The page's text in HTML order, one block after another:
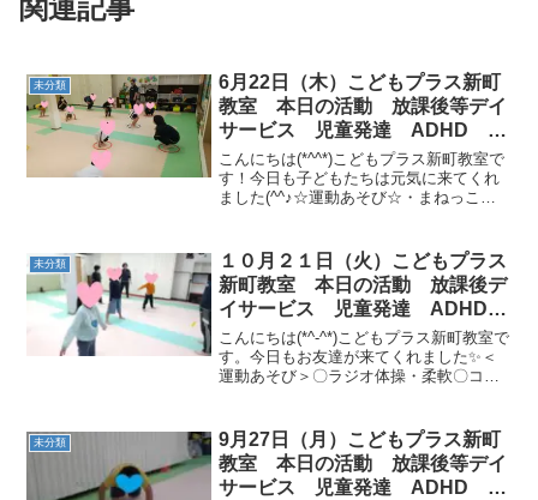
関連記事
未分類
6月22日（木）こどもプラス新町
教室 本日の活動 放課後等デイ
サービス 児童発達 ADHD 療
育 発達障がい
こんにちは(*^^*)こどもプラス新町教室で
す！今日も子どもたちは元気に来てくれ
ました(^^♪☆運動あそび☆・まねっこ体
→トランポリン10回→フープジャンプ］
明日も元気...
未分類
１０月２１日（火）こどもプラス
新町教室 本日の活動 放課後デ
イサービス 児童発達 ADHD
療育 発達障がい
こんにちは(*^-^*)こどもプラス新町教室で
す。今日もお友達が来てくれました✨＜
運動あそび＞〇ラジオ体操・柔軟〇コロ
⇒カラーストーン・手形・くねくね平均
台（色指定）⇒...
未分類
9月27日（月）こどもプラス新町
教室 本日の活動 放課後等デイ
サービス 児童発達 ADHD 療